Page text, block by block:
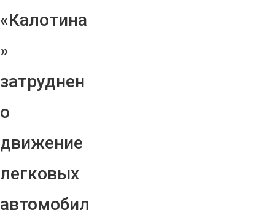
«Калотина
»
затруднен
о
движение
легковых
автомобил